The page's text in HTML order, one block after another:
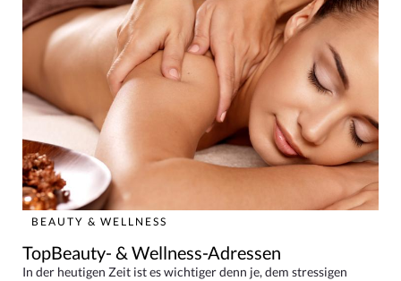
BEAUTY & WELLNESS
TopBeauty- & Wellness-Adressen
In der heutigen Zeit ist es wichtiger denn je, dem stressigen